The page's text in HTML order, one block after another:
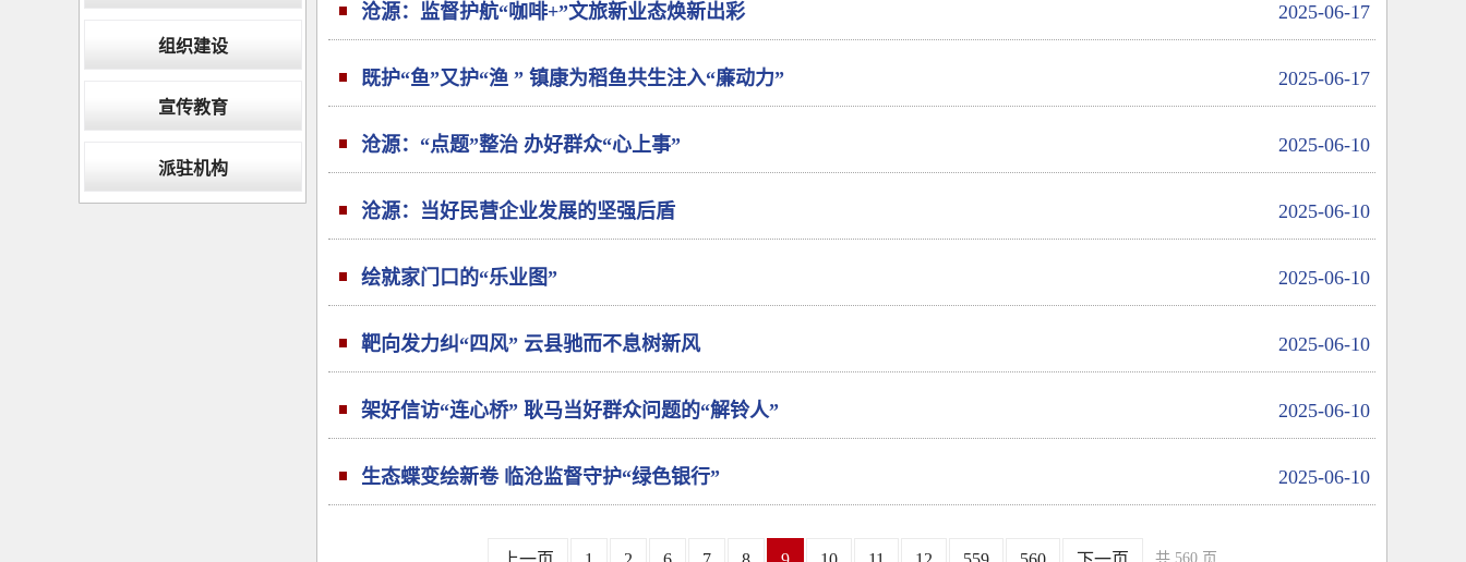
组织建设
宣传教育
派驻机构
2025-06-17
沧源：监督护航“咖啡+”文旅新业态焕新出彩
2025-06-17
既护“鱼”又护“渔 ” 镇康为稻鱼共生注入“廉动力”
2025-06-10
沧源：“点题”整治 办好群众“心上事”
2025-06-10
沧源：当好民营企业发展的坚强后盾
2025-06-10
绘就家门口的“乐业图”
2025-06-10
靶向发力纠“四风” 云县驰而不息树新风
2025-06-10
架好信访“连心桥” 耿马当好群众问题的“解铃人”
2025-06-10
生态蝶变绘新卷 临沧监督守护“绿色银行”
共 560 页